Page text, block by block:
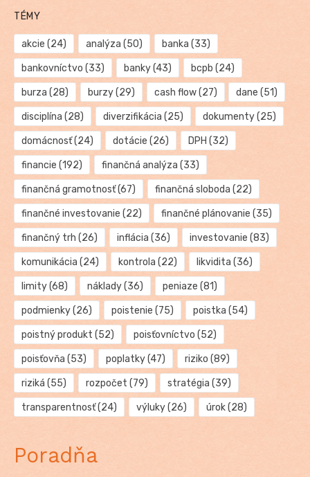
TÉMY
akcie (24) analýza (50) banka (33)
bankovníctvo (33) banky(43) bcpb (24)
burza (28) burzy(29) cash flow(27) dane (51)
disciplína (28) diverzifikácia (25) dokumenty(25)
domácnosť(24) dotácie (26) DPH (32)
financie (192) finančná analýza (33)
finančná gramotnosť(67) finančná sloboda (22)
finančné investovanie (22) finančné plánovanie (35)
finančný trh (26) inflácia (36) investovanie (83)
komunikácia (24) kontrola (22) likvidita (36)
limity(68) náklady(36) peniaze (81)
podmienky(26) poistenie (75) poistka (54)
poistný produkt (52) poisťovníctvo (52)
poisťovňa (53) poplatky(47) riziko (89)
riziká (55) rozpočet (79) stratégia (39)
transparentnosť(24) výluky(26) úrok(28)
Poradňa